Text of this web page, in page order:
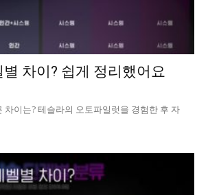
차이? 쉽게 정리했어요
차이는? 테슬라의 오토파일럿을 경험한 후 자